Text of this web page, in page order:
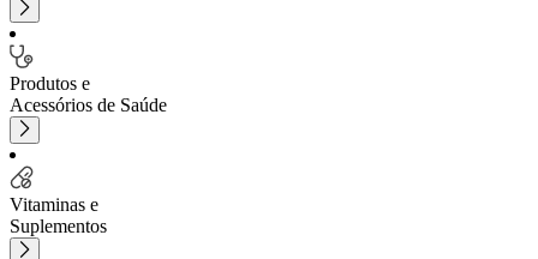
Produtos e
Acessórios de Saúde
Vitaminas e
Suplementos